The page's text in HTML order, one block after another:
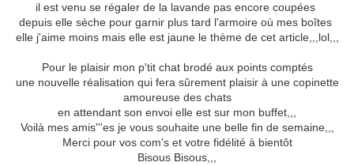
il est venu se régaler de la lavande pas encore coupées
depuis elle sèche pour garnir plus tard l'armoire où mes boîtes
elle j'aime moins mais elle est jaune le thème de cet article,,,lol,,,
Pour le plaisir mon p'tit chat brodé aux points comptés
une nouvelle réalisation qui fera sûrement plaisir à une copinette
amoureuse des chats
en attendant son envoi elle est sur mon buffet,,,
Voilà mes amis'''es je vous souhaite une belle fin de semaine,,,
Merci pour vos com's et votre fidélité à bientôt
Bisous Bisous,,,